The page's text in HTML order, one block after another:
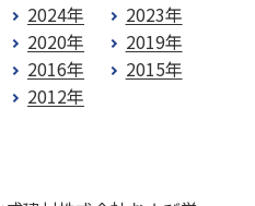
2024年
2023年
2020年
2019年
2016年
2015年
2012年